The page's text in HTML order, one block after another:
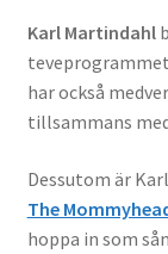
Karl Martindahl
teveprogrammet
har också
tillsammans
Dessutom är
The
hoppa in som